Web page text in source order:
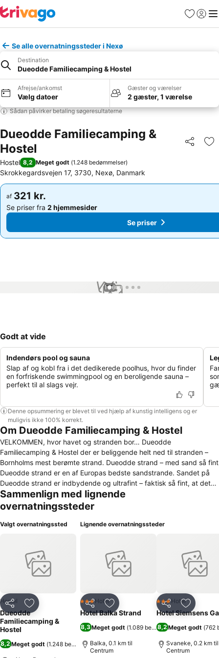
Favoritter
Log ind
Se alle overnatningssteder i Nexø
Destination
Dueodde Familiecamping & Hostel
Afrejse/ankomst
Vælg datoer
Gæster og værelser
2 gæster, 1 værelse
Sådan påvirker betaling søgeresultaterne
Dueodde Familiecamping &
Hostel
Del
Hostel 8,2 Meget godt (1.248 bedømmelser)
Skrokkegardsvejen 17, 3730, Nexø, Danmark
af 321 kr.
Se priser fra 2 hjemmesider
af 321 kr.
Se priser fra 2 hjemmesider
Se priser
1 / 6
Godt at vide
Indendørs pool og sauna
Slap af og kobl fra i det dedikerede poolhus, hvor du finder
en forfriskende swimmingpool og en beroligende sauna –
perfekt til al slags vejr.
Denne opsummering er blevet til ved hjælp af kunstig intelligens og er
muligvis ikke 100% korrekt.
Om Dueodde Familiecamping & Hostel
VELKOMMEN, hvor havet og stranden bor… Dueodde
Familiecamping & Hostel der er beliggende helt ned til stranden –
Bornholms mest berømte strand. Dueodde strand – med sand så fint
Dueodde strand er en af Europas bedste sandstrande. Sandet på
Dueodde strand er indbydende og ultrafint – faktisk så fint, at det
har været brugt til timeglas. Vandet klart og rent – og med mange
revler, så der både er lavt og dybt tæt på kysten. Vi tilbyder
overnatning med afslappet og uformel atmosfære. Vores Hostel har
plads til alle, både - børn og voksne - og til dig der vandrer, cykler
Sammenlign med lignende
overnatningssteder
Valgt overnatningssted
Del Føj til favoritter
Hostel
Dueodde
Familiecamping &
Hostel
8,2Meget godt (1.248 bedømmelser)
Lignende overnatningssteder
Del Føj til favoritter
3 Stjerner
Hotel
Hotel Balka Strand
8,3Meget godt (1.089 bedømmelser)
Balka, 0.1 km til
Centrum
Del Føj til
3 Stjerner
Hotel
Hotel Siemsens
8,2 Meget godt (762
Svaneke, 0.2 km til
Centrum